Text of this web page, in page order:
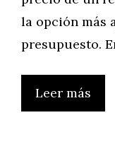
la opción más
presupuesto.
Leer más